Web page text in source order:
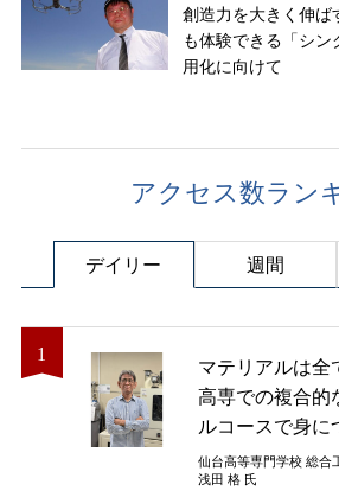
創造力を大きく伸ば
も体験できる「シ
用化に向けて
アクセス数ラン
デイリー 週間
マテリアルは全
高専での複合的
ルコースで身に
仙台高等専門学校 総合
浅田 格 氏